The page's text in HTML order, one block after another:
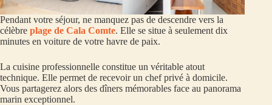
Pendant votre séjour, ne manquez pas de descendre vers la
célèbre plage de Cala Comte. Elle se situe à seulement dix
minutes en voiture de votre havre de paix.
La cuisine professionnelle constitue un véritable atout
technique. Elle permet de recevoir un chef privé à domicile.
Vous partagerez alors des dîners mémorables face au panorama
marin exceptionnel.